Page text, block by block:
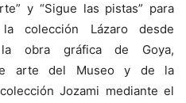
y “Sigue las pistas” para
colección Lázaro desde
la obra gráfica de Goya,
arte del Museo y de la
Jozami mediante el